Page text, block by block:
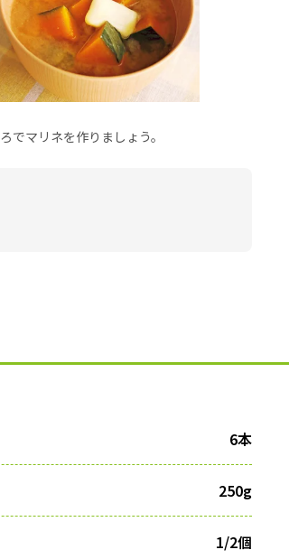
マリネを作りましょう。
6本
250g
1/2個